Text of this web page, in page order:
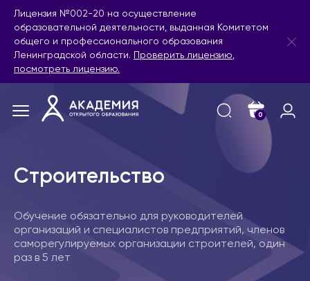
Лицензия №002-20 на осуществление
образовательной деятельности, выданная Комитетом
общего и профессионального образования
Ленинградской области.
Проверить лицензию,
посмотреть лицензию.
0
Строительство
Обучение обязательно для руководителей
организаций и специалистов предприятий, членов
саморегулируемых организации строителей, один
раз в 5 лет